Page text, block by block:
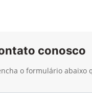
conosco
o formulário abaixo